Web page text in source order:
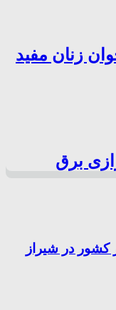
زنان مفید
برق
کشور در شیراز